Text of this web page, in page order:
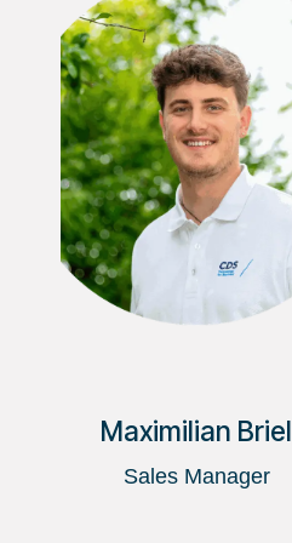
Maximilian Briel
Sales Manager